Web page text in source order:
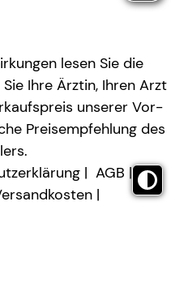
lesen Sie die
Ihre Ärztin, Ihren Arzt
unserer Vor-
Preisempfehlung des
AGB